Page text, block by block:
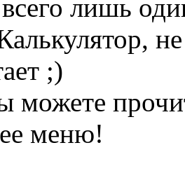
лишь
;)
можете
меню!